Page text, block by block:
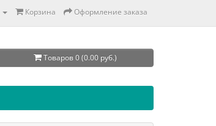
Корзина Оформление заказа
Товаров 0 (0.00 руб.)